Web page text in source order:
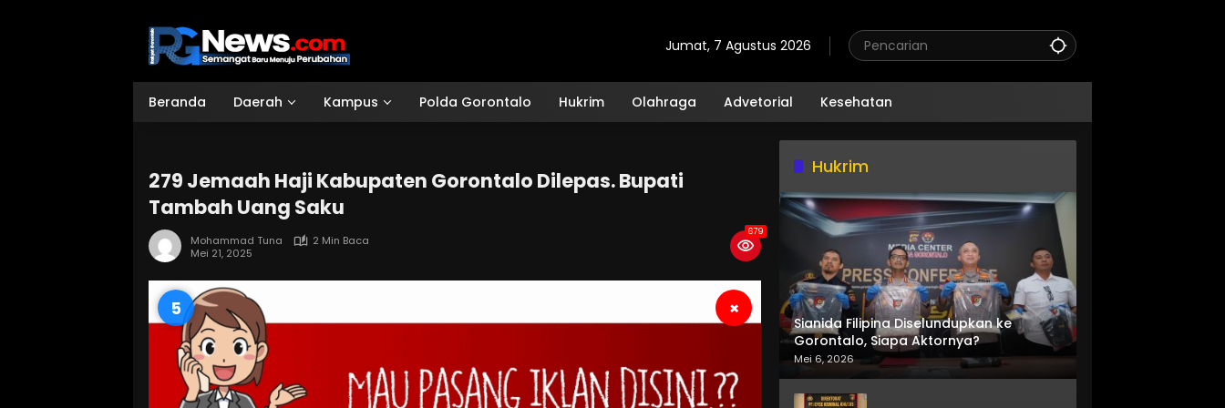
Jumat, 7 Agustus 2026
Beranda Daerah Kampus Polda Gorontalo Hukrim Olahraga Advetorial Kesehatan
279 Jemaah Haji Kabupaten Gorontalo Dilepas. Bupati
Tambah Uang Saku
Mohammad Tuna
2 Min Baca
Mei 21, 2025
679
4 ×
Hukrim
Sianida Filipina Diselundupkan ke
Gorontalo, Siapa Aktornya?
Mei 6, 2026